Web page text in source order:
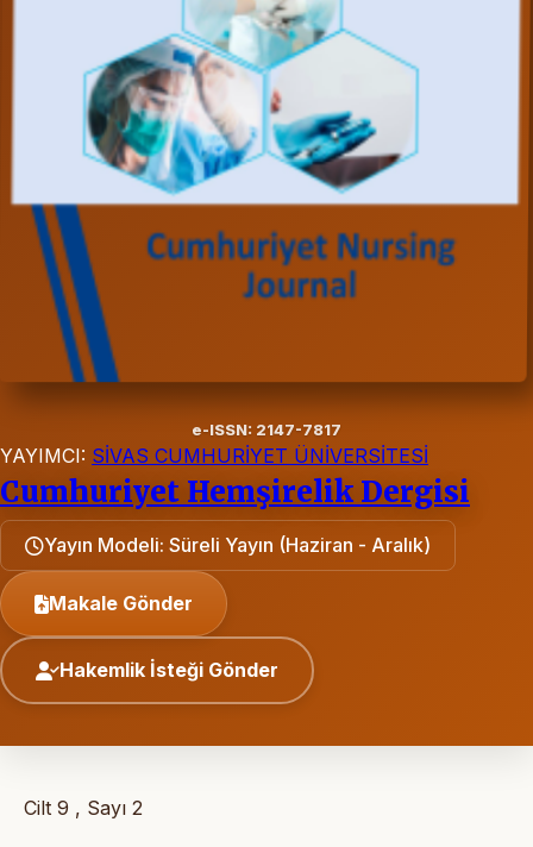
e-ISSN: 2147-7817
YAYIMCI: SİVAS CUMHURİYET ÜNİVERSİTESİ
Cumhuriyet Hemşirelik Dergisi
Yayın Modeli: Süreli Yayın (Haziran - Aralık)
Makale Gönder
Hakemlik İsteği Gönder
Cilt 9 , Sayı 2